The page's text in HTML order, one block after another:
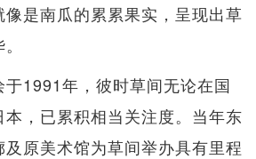
是南瓜的累累果实，呈现出草
1991年，彼时草间无论在国
，已累积相当关注度。当年东
原美术馆为草间举办具有里程